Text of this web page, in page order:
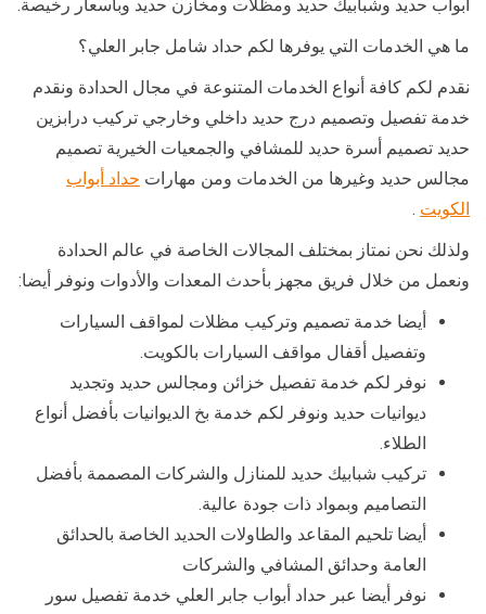
أبواب حديد وشبابيك حديد ومظلات ومخازن حديد وبأسعار رخيصة.
ما هي الخدمات التي يوفرها لكم حداد شامل جابر العلي؟
نقدم لكم كافة أنواع الخدمات المتنوعة في مجال الحدادة ونقدم
خدمة تفصيل وتصميم درج حديد داخلي وخارجي تركيب درابزين
حديد تصميم أسرة حديد للمشافي والجمعيات الخيرية تصميم
مجالس حديد وغيرها من الخدمات ومن مهارات حداد أبواب
الكويت .
ولذلك نحن نمتاز بمختلف المجالات الخاصة في عالم الحدادة
ونعمل من خلال فريق مجهز بأحدث المعدات والأدوات ونوفر أيضا:
أيضا خدمة تصميم وتركيب مظلات لمواقف السيارات
وتفصيل أقفال مواقف السيارات بالكويت.
نوفر لكم خدمة تفصيل خزائن ومجالس حديد وتجديد
ديوانيات حديد ونوفر لكم خدمة بخ الديوانيات بأفضل أنواع
الطلاء.
تركيب شبابيك حديد للمنازل والشركات المصممة بأفضل
التصاميم وبمواد ذات جودة عالية.
أيضا تلحيم المقاعد والطاولات الحديد الخاصة بالحدائق
العامة وحدائق المشافي والشركات
نوفر أيضا عبر حداد أبواب جابر العلي خدمة تفصيل سور